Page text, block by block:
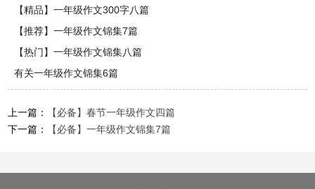
【精品】一年级作文300字八篇
【推荐】一年级作文锦集7篇
【热门】一年级作文锦集八篇
有关一年级作文锦集6篇
上一篇：
【必备】春节一年级作文四篇
下一篇：
【必备】一年级作文锦集7篇